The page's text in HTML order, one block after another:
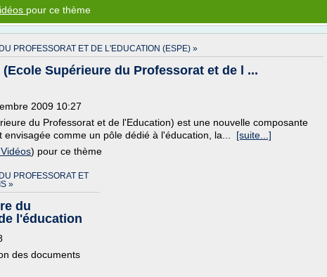
pour ce thème
PROFESSORAT ET DE L'EDUCATION (ESPE) »
Supérieure du Professorat et de l ...
2009 10:27
du Professorat et de l'Education) est une nouvelle composante
envisagée comme un pôle dédié à l'éducation, la... [suite...]
) pour ce thème
PROFESSORAT ET
»
du
l'éducation
des documents